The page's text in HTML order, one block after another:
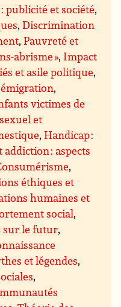
publicité et société,
,Discrimination
,Pauvreté et
abrisme », Impact
et asile politique,
,
victimes de
et
,Handicap :
: aspects
,
éthiques et
humaines et
social,
sur le futur,
et légendes,
,